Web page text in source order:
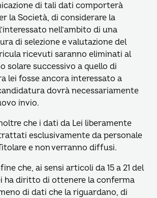
di tali dati comporterà
la Società, di considerare la
nell’ambito di una
di selezione e valutazione del
ricevuti saranno eliminati al
solare successivo a quello di
lei fosse ancora interessato a
dovrà necessariamente
invio.
che i dati da Lei liberamente
esclusivamente da personale
e non verranno diffusi.
che, ai sensi articoli da 15 a 21 del
ha diritto di ottenere la conferma
di dati che la riguardano, di